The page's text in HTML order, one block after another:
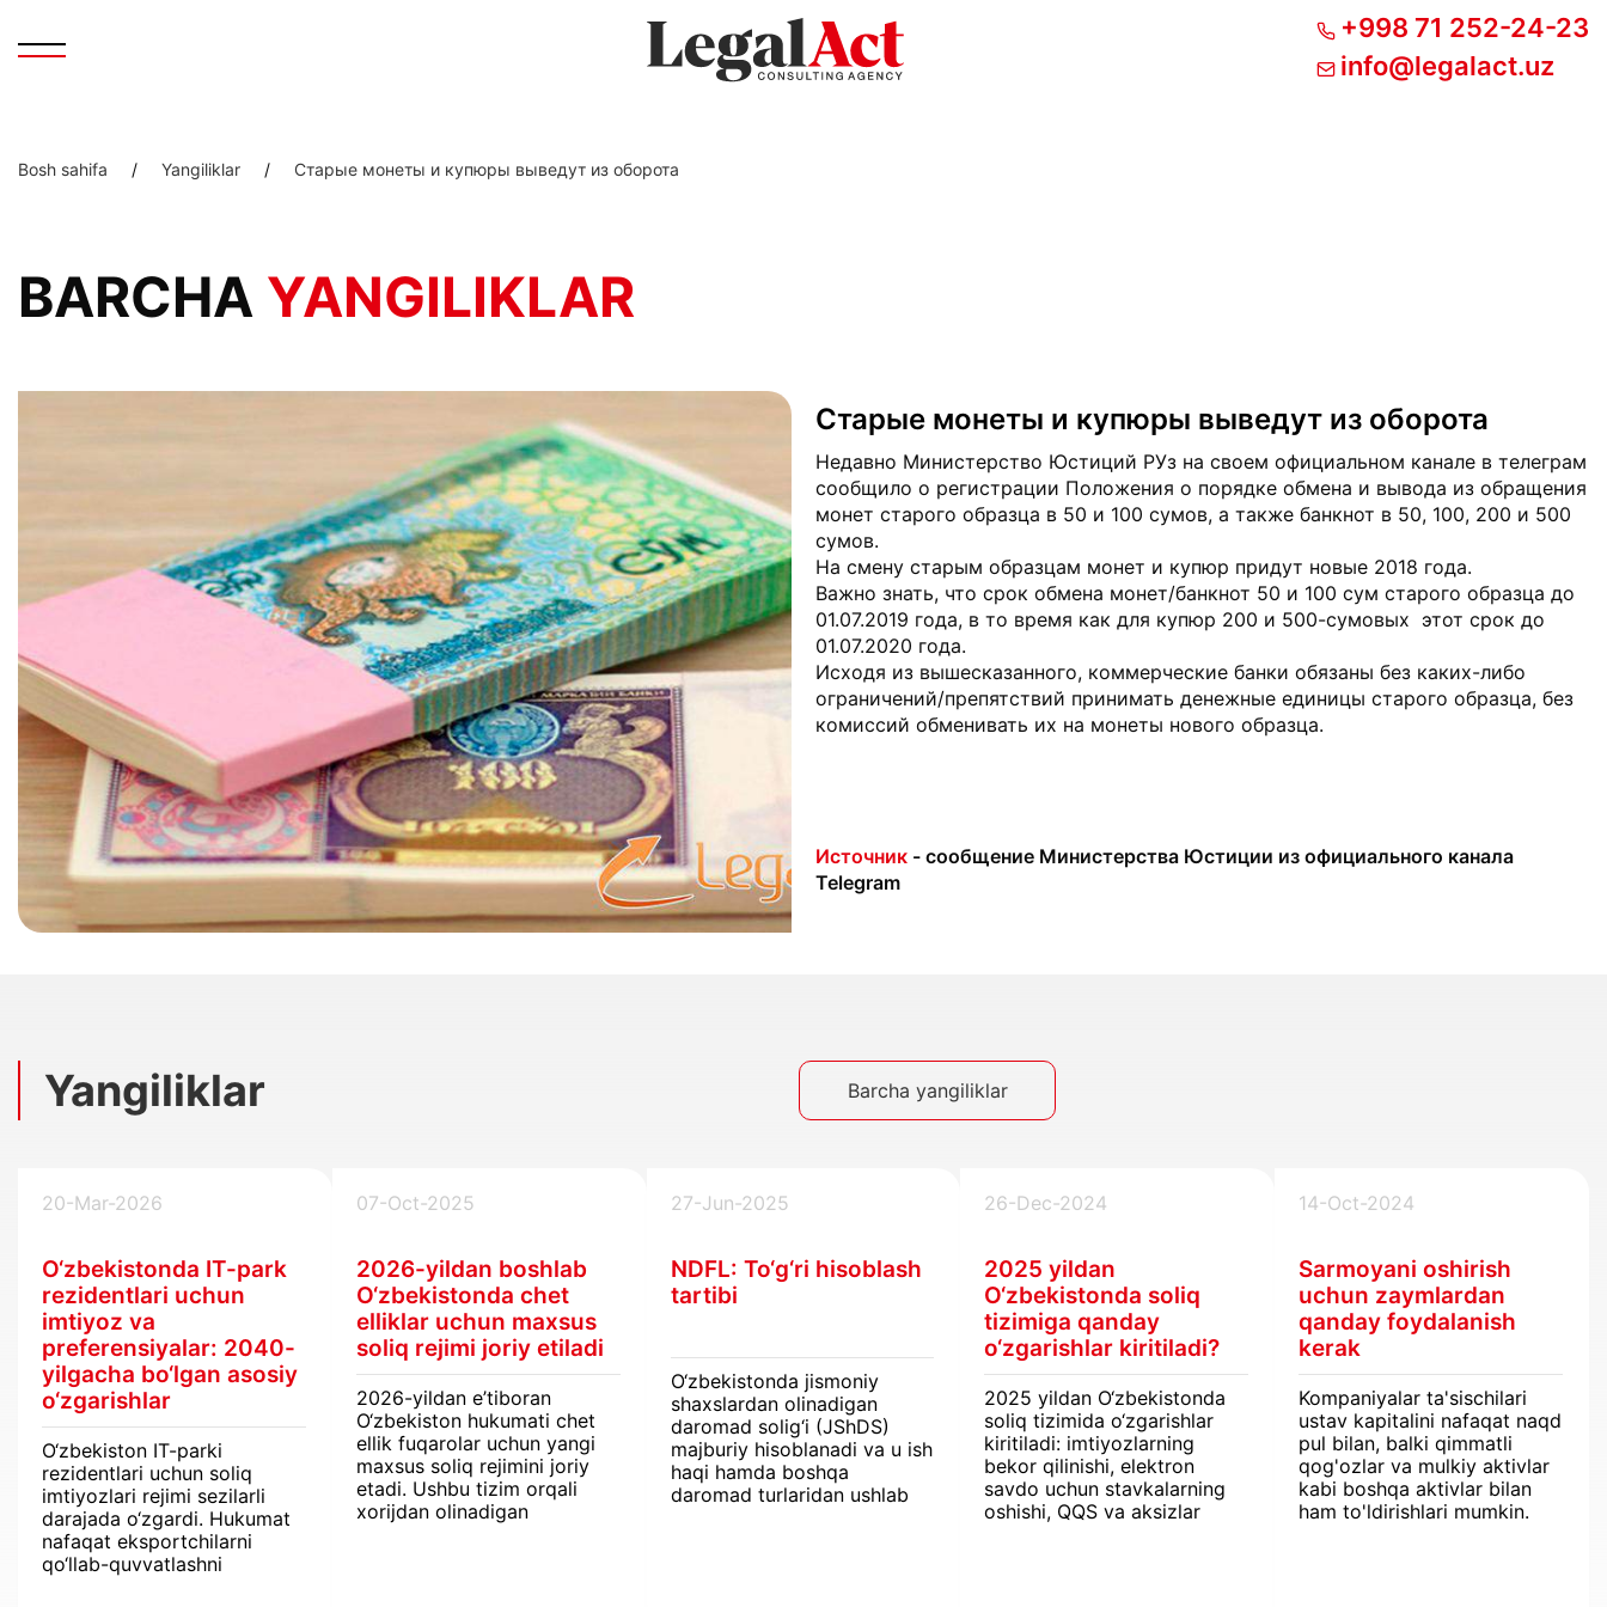
+998 71 252-24-23
info@legalact.uz
Bosh sahifa / Yangiliklar / Старые монеты и купюры выведут из оборота
BARCHA YANGILIKLAR
Старые монеты и купюры выведут из оборота
Недавно Министерство Юстиций РУз на своем официальном канале в телеграм
сообщило о регистрации Положения о порядке обмена и вывода из обращения
монет старого образца в 50 и 100 сумов, а также банкнот в 50, 100, 200 и 500
сумов.
На смену старым образцам монет и купюр придут новые 2018 года.
Важно знать, что срок обмена монет/банкнот 50 и 100 сум старого образца до
01.07.2019 года, в то время как для купюр 200 и 500-сумовых этот срок до
01.07.2020 года.
Исходя из вышесказанного, коммерческие банки обязаны без каких-либо
ограничений/препятствий принимать денежные единицы старого образца, без
комиссий обменивать их на монеты нового образца.
Источник - сообщение Министерства Юстиции из официального канала
Telegram
Yangiliklar Barcha yangiliklar
20-Mar-2026
O‘zbekistonda IT-park
rezidentlari uchun
imtiyoz va
preferensiyalar: 2040-
yilgacha bo‘lgan asosiy
o‘zgarishlar
O‘zbekiston IT-parki
rezidentlari uchun soliq
imtiyozlari rejimi sezilarli
darajada o‘zgardi. Hukumat
nafaqat eksportchilarni
qo‘llab-quvvatlashni
07-Oct-2025
2026-yildan boshlab
O‘zbekistonda chet
elliklar uchun maxsus
soliq rejimi joriy etiladi
2026-yildan e’tiboran
O‘zbekiston hukumati chet
ellik fuqarolar uchun yangi
maxsus soliq rejimini joriy
etadi. Ushbu tizim orqali
xorijdan olinadigan
27-Jun-2025
NDFL: To‘g‘ri hisoblash
tartibi
O‘zbekistonda jismoniy
shaxslardan olinadigan
daromad solig‘i (JShDS)
majburiy hisoblanadi va u ish
haqi hamda boshqa
daromad turlaridan ushlab
26-Dec-2024
2025 yildan
O‘zbekistonda soliq
tizimiga qanday
o‘zgarishlar kiritiladi?
2025 yildan O‘zbekistonda
soliq tizimida o‘zgarishlar
kiritiladi: imtiyozlarning
bekor qilinishi, elektron
savdo uchun stavkalarning
oshishi, QQS va aksizlar
14-Oct-2024
Sarmoyani oshirish
uchun zaymlardan
qanday foydalanish
kerak
Kompaniyalar ta'sischilari
ustav kapitalini nafaqat naqd
pul bilan, balki qimmatli
qog'ozlar va mulkiy aktivlar
kabi boshqa aktivlar bilan
ham to'ldirishlari mumkin.